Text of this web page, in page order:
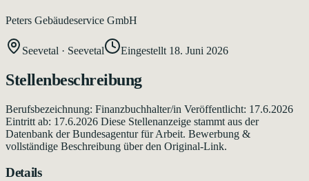
Peters Gebäudeservice GmbH
Seevetal · Seevetal Eingestellt 18. Juni 2026
Stellenbeschreibung
Berufsbezeichnung: Finanzbuchhalter/in Veröffentlicht: 17.6.2026
Eintritt ab: 17.6.2026 Diese Stellenanzeige stammt aus der
Datenbank der Bundesagentur für Arbeit. Bewerbung &
vollständige Beschreibung über den Original-Link.
Details